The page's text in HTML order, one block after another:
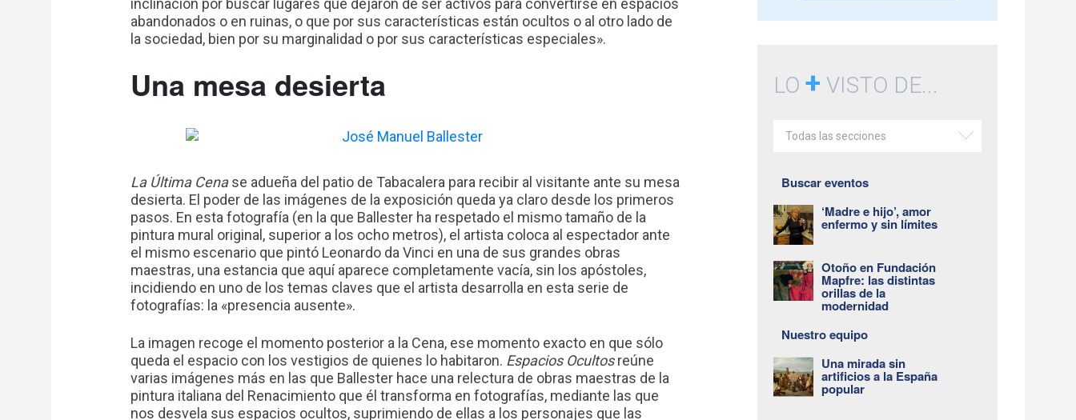
inclinación por buscar lugares que dejaron de ser activos para convertirse en espacios
abandonados o en ruinas, o que por sus características están ocultos o al otro lado de
la sociedad, bien por su marginalidad o por sus características especiales».
Una mesa desierta
La Última Cenase adueña del patio de Tabacalera para recibir al visitante ante su mesa
desierta. El poder de las imágenes de la exposición queda ya claro desde los primeros
pasos. En esta fotografía (en la que Ballester ha respetado el mismo tamaño de la
pintura mural original, superior a los ocho metros), el artista coloca al espectador ante
el mismo escenario que pintó Leonardo da Vinci en una de sus grandes obras
maestras, una estancia que aquí aparece completamente vacía, sin los apóstoles,
incidiendo en uno de los temas claves que el artista desarrolla en esta serie de
fotografías: la «presencia ausente».
La imagen recoge el momento posterior a la Cena, ese momento exacto en que sólo
queda el espacio con los vestigios de quienes lo habitaron. Espacios Ocultosreúne
varias imágenes más en las que Ballester hace una relectura de obras maestras de la
pintura italiana del Renacimiento que él transforma en fotografías, mediante las que
nos desvela sus espacios ocultos, suprimiendo de ellas a los personajes que las
LO+ VISTO DE...
Todas las secciones
Buscar eventos
‘Madre e hijo’, amor
enfermo y sin límites
Otoño en Fundación
Mapfre: las distintas
orillas de la
modernidad
Nuestro equipo
Una mirada sin
artificios a la España
popular